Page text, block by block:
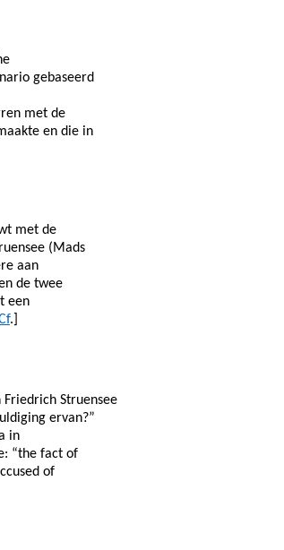
gebaseerd
met de
en die in
met de
(Mads
aan
de twee
een
.]
Friedrich Struensee
ervan?”
in
“the fact of
of